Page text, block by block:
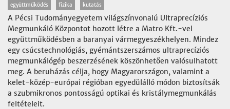
együttműködés fizika kutatás
A Pécsi Tudományegyetem világszínvonalú Ultraprecíziós
Megmunkáló Központot hozott létre a Matro Kft.-vel
együttműködésben a baranyai vármegyeszékhelyen. Mindez
egy csúcstechnológiás, gyémántszerszámos ultraprecíziós
megmunkálógép beszerzésének köszönhetően valósulhatott
meg. A beruházás célja, hogy Magyarországon, valamint a
kelet-közép-európai régióban egyedülálló módon biztosítsák
a szubmikronos pontosságú optikai és kristálymegmunkálás
feltételeit.